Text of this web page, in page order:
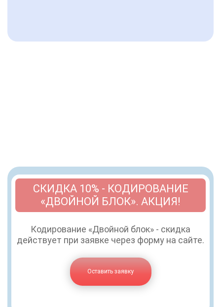
СКИДКА 10% - КОДИРОВАНИЕ
«ДВОЙНОЙ БЛОК». АКЦИЯ!
Кодирование «Двойной блок» - скидка
действует при заявке через форму на сайте.
Оставить заявку